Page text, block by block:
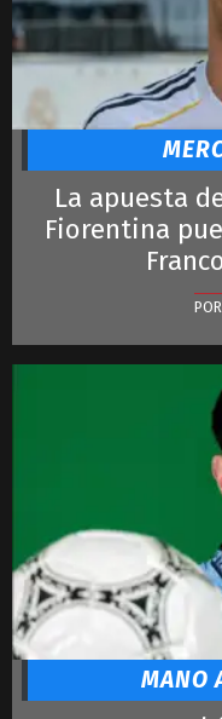
La apuesta
Fiorentina
MANO